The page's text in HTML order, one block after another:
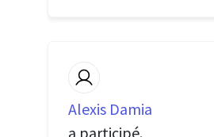
Alexis Damia
a participé.